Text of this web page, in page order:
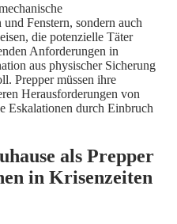
Fenstern, sondern auch
die potenzielle Täter
Anforderungen in
aus physischer Sicherung
Prepper müssen ihre
Herausforderungen von
Eskalationen durch Einbruch
als Prepper
in Krisenzeiten